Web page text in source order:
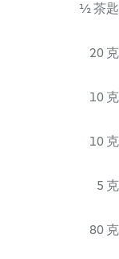
½ 茶匙
20 克
10 克
10 克
5 克
80 克